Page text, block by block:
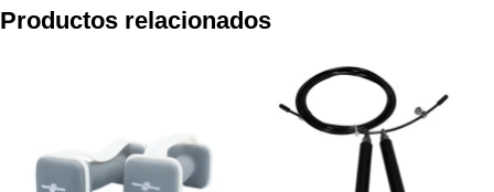
Productos relacionados